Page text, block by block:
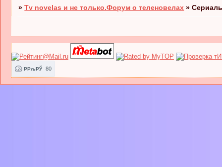
»Tv novelas и не только.Форум о теленовелах »
РРљРЎ 80